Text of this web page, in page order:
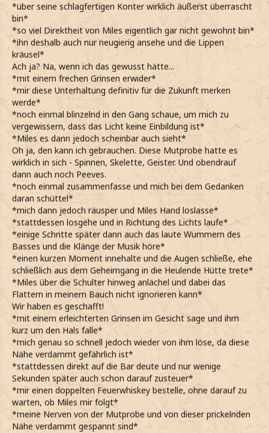
*über seine schlagfertigen Konter wirklich äußerst überrascht
bin*
*so viel Direktheit von Miles eigentlich gar nicht gewohnt bin*
*ihn deshalb auch nur neugierig ansehe und die Lippen
kräusel*
Ach ja? Na, wenn ich das gewusst hätte...
*mit einem frechen Grinsen erwider*
*mir diese Unterhaltung definitiv für die Zukunft merken
werde*
*noch einmal blinzelnd in den Gang schaue, um mich zu
vergewissern, dass das Licht keine Einbildung ist*
*Miles es dann jedoch scheinbar auch sieht*
Oh ja, den kann ich gebrauchen. Diese Mutprobe hatte es
wirklich in sich - Spinnen, Skelette, Geister. Und obendrauf
dann auch noch Peeves.
*noch einmal zusammenfasse und mich bei dem Gedanken
daran schüttel*
*mich dann jedoch räusper und Miles Hand loslasse*
*stattdessen losgehe und in Richtung des Lichts laufe*
*einige Schritte später dann auch das laute Wummern des
Basses und die Klänge der Musik höre*
*einen kurzen Moment innehalte und die Augen schließe, ehe
schließlich aus dem Geheimgang in die Heulende Hütte trete*
*Miles über die Schulter hinweg anlächel und dabei das
Flattern in meinem Bauch nicht ignorieren kann*
Wir haben es geschafft!
*mit einem erleichterten Grinsen im Gesicht sage und ihm
kurz um den Hals falle*
*mich genau so schnell jedoch wieder von ihm löse, da diese
Nähe verdammt gefährlich ist*
*stattdessen direkt auf die Bar deute und nur wenige
Sekunden später auch schon darauf zusteuer*
*mir einen doppelten Feuerwhiskey bestelle, ohne darauf zu
warten, ob Miles mir folgt*
*meine Nerven von der Mutprobe und von dieser prickelnden
Nähe verdammt gespannt sind*